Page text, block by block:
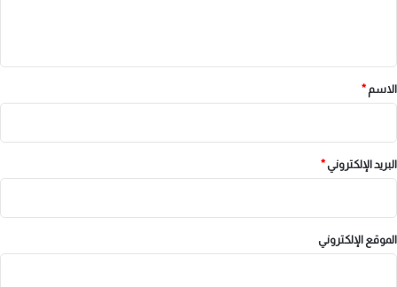
*
الاسم *
البريد الإلكتروني*
الموقع الإلكتروني